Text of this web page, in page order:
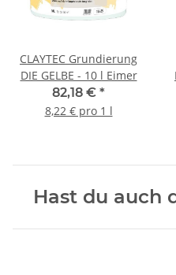
CLAYTEC Grundierung
DIE GELBE - 10 l Eimer
82,18 € *
8,22 € pro 1 l
Hast du auch